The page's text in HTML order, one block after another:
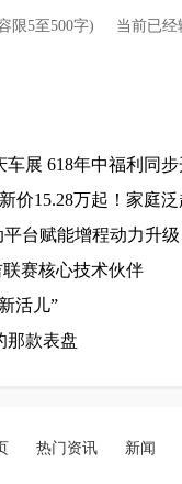
限5至500字) 当前已经
展 618年中福利同步
价15.28万起！家庭
台赋能增程动力升级
赛核心技术伙伴
活儿”
那款表盘
热门资讯 新闻